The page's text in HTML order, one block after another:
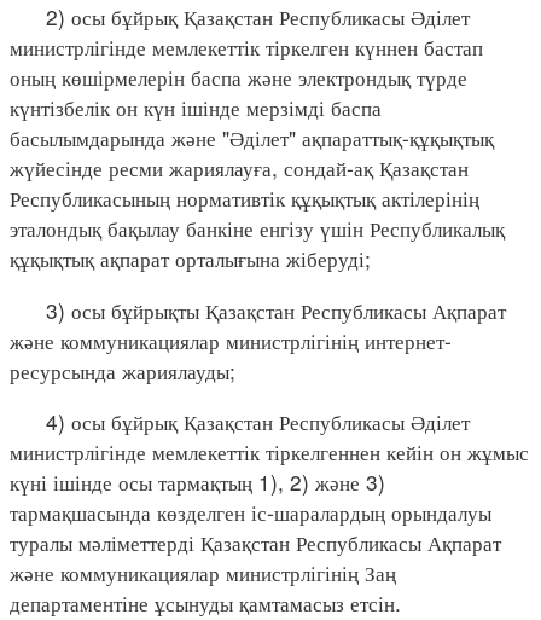
2) осы бұйрық Қазақстан Республикасы Әділет
министрлігінде мемлекеттік тіркелген күннен бастап
оның көшірмелерін баспа және электрондық түрде
күнтізбелік он күн ішінде мерзімді баспа
басылымдарында және "Әділет" ақпараттық-құқықтық
жүйесінде ресми жариялауға, сондай-ақ Қазақстан
Республикасының нормативтік құқықтық актілерінің
эталондық бақылау банкіне енгізу үшін Республикалық
құқықтық ақпарат орталығына жіберуді;
3) осы бұйрықты Қазақстан Республикасы Ақпарат
және коммуникациялар министрлігінің интернет-
ресурсында жариялауды;
4) осы бұйрық Қазақстан Республикасы Әділет
министрлігінде мемлекеттік тіркелгеннен кейін он жұмыс
күні ішінде осы тармақтың 1), 2) және 3)
тармақшасында көзделген іс-шаралардың орындалуы
туралы мәліметтерді Қазақстан Республикасы Ақпарат
және коммуникациялар министрлігінің Заң
департаментіне ұсынуды қамтамасыз етсін.